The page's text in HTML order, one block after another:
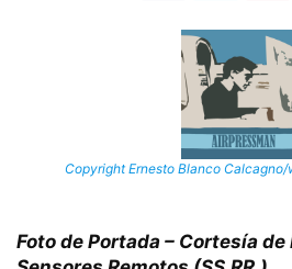
Copyright Ernesto Blanco
Foto de Portada – Cortesía de